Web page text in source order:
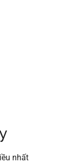
nhất